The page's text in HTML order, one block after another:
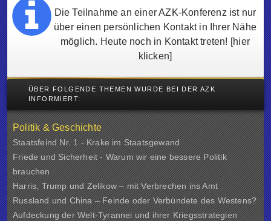
Die Teilnahme an einer AZK-Konferenz ist nur
über einen persönlichen Kontakt in Ihrer Nähe
möglich. Heute noch in Kontakt treten! [hier
klicken]
ÜBER FOLGENDE THEMEN WURDE BEI DER AZK
INFORMIERT:
Politik & Geschichte
Staatsfeind Nr. 1 - Krake im Staatsgewand
Friede und Sicherheit - Warum wir eine bessere Politik
brauchen
Harris, Trump und Zelikow – mit Verbrechen ins Amt
Russland und China – Feinde oder Verbündete des Westens?
Aufdeckung der Welt-Tyrannei und ihrer Kriegsstrategien